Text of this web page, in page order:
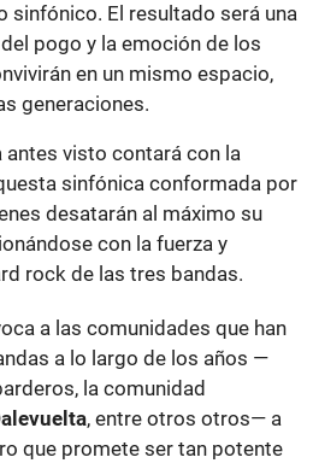
sinfónico. El resultado será una
pogo y la emoción de los
en un mismo espacio,
generaciones.
antes visto contará con la
sinfónica conformada por
desatarán al máximo su
con la fuerza y
rock de las tres bandas.
a las comunidades que han
a lo largo de los años —
la comunidad
, entre otros otros— a
que promete ser tan potente